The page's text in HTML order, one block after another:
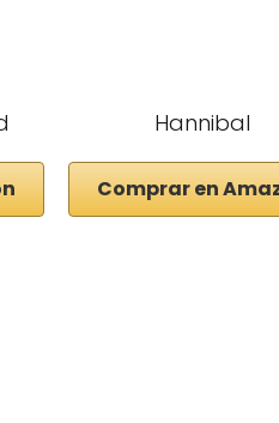
Hannibal
Comprar en